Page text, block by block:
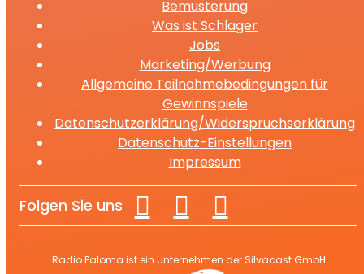
Bemusterung
Was ist Schlager
Jobs
Marketing/Werbung
Allgemeine Teilnahmebedingungen für
Gewinnspiele
Datenschutzerklärung/Widerspruchserklärung
Datenschutz-Einstellungen
Impressum
Folgen Sie uns
Radio Paloma ist ein Unternehmen der Silvacast GmbH